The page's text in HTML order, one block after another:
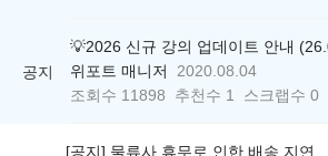
공지
위포트 매니저
2020.08.04
조회수 11898 추천수 1 스크랩수 0